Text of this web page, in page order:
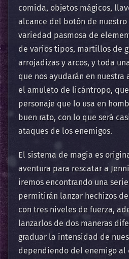
comida, objetos mágicos,
alcance del botón de nuestro
variedad pasmosa de
de varios tipos, martillos de
arrojadizas y arcos, y toda
que nos ayudarán en nuestra
el amuleto de licántropo,
personaje que lo usa en
buen rato, con lo que será
ataques de los enemigos.
El sistema de magia es
aventura para rescatar a
iremos encontrando una
permitirán lanzar hechizos
con tres niveles de fuerza,
lanzarlos de dos maneras
graduar la intensidad de
dependiendo del enemigo al